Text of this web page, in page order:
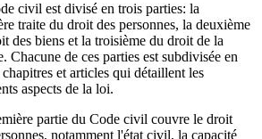
civil est divisé en trois parties: la
traite du droit des personnes, la deuxième
des biens et la troisième du droit de la
Chacune de ces parties est subdivisée en
et articles qui détaillent les
aspects de la loi.
partie du Code civil couvre le droit
notamment l'état civil, la capacité